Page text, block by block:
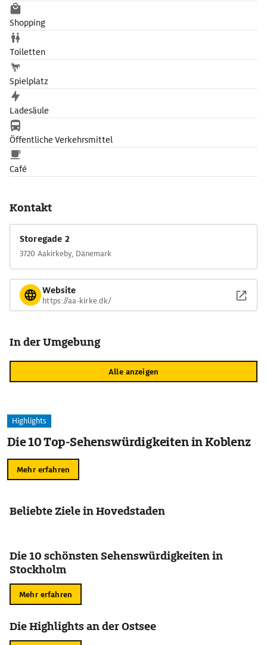
Shopping
Toiletten
Spielplatz
Ladesäule
Öffentliche Verkehrsmittel
Café
Kontakt
Storegade 2
3720 Aakirkeby, Dänemark
Website
https://aa-kirke.dk/
In der Umgebung
Alle anzeigen
Highlights
Die 10 Top-Sehenswürdigkeiten in Koblenz
Mehr erfahren
Beliebte Ziele in Hovedstaden
Die 10 schönsten Sehenswürdigkeiten in
Stockholm
Mehr erfahren
Die Highlights an der Ostsee